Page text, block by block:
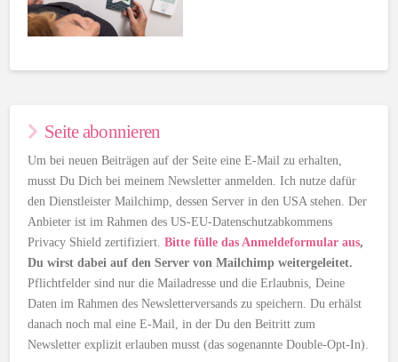
Seite abonnieren
Um bei neuen Beiträgen auf der Seite eine E-Mail zu erhalten,
musst Du Dich bei meinem Newsletter anmelden. Ich nutze dafür
den Dienstleister Mailchimp, dessen Server in den USA stehen. Der
Anbieter ist im Rahmen des US-EU-Datenschutzabkommens
Privacy Shield zertifiziert.Bitte fülle das Anmeldeformular aus,
Du wirst dabei auf den Server von Mailchimp weitergeleitet.
Pflichtfelder sind nur die Mailadresse und die Erlaubnis, Deine
Daten im Rahmen des Newsletterversands zu speichern. Du erhälst
danach noch mal eine E-Mail, in der Du den Beitritt zum
Newsletter explizit erlauben musst (das sogenannte Double-Opt-In).